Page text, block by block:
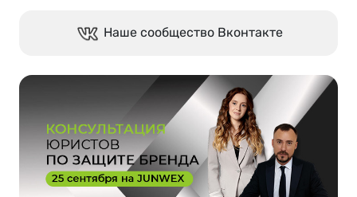
Наше сообщество Вконтакте